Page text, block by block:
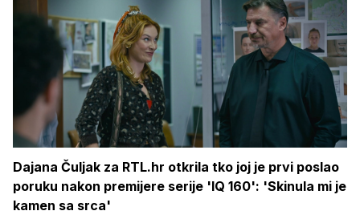
Dajana Čuljak za RTL.hr otkrila tko joj je prvi poslao
poruku nakon premijere serije 'IQ 160': 'Skinula mi je
kamen sa srca'